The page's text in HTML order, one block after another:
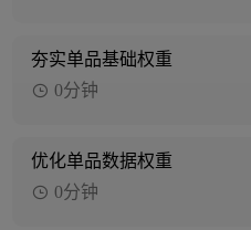
夯实单品基础权重
0分钟
优化单品数据权重
0分钟